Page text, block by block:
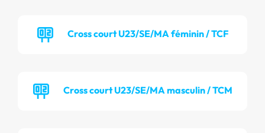
Cross court U23/SE/MA féminin / TCF
Cross court U23/SE/MA masculin / TCM